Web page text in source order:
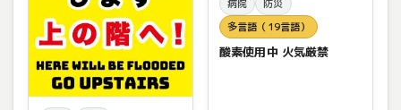
病院
防災
多言語（19言語）
酸素使用中 火気厳禁